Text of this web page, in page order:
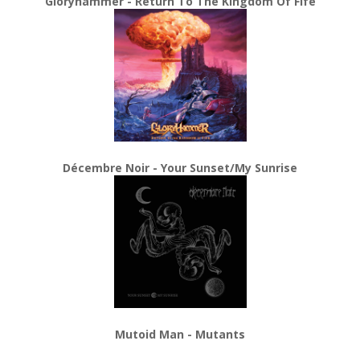
Décembre Noir - Your Sunset/My Sunrise
Mutoid Man - Mutants